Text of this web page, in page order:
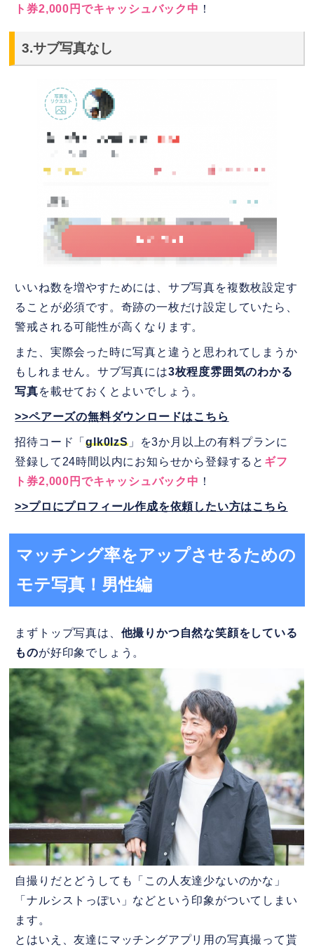
ト券2,000円でキャッシュバック中 ！
3.サブ写真なし
いいね数を増やすためには、サブ写真を複数枚設定す
ることが必須です。奇跡の一枚だけ設定していたら、
警戒される可能性が高くなります。
また、実際会った時に写真と違うと思われてしまうか
もしれません。サブ写真には3枚程度雰囲気のわかる
写真を載せておくとよいでしょう。
>>ペアーズの無料ダウンロードはこちら
招待コード「glk0IzS」を3か月以上の有料プランに
登録して24時間以内にお知らせから登録すると ギフ
ト券2,000円でキャッシュバック中 ！
>>プロにプロフィール作成を依頼したい方はこちら
マッチング率をアップさせるための
モテ写真！男性編
まずトップ写真は、 他撮りかつ自然な笑顔をしている
ものが好印象でしょう。
自撮りだとどうしても「この人友達少ないのかな」
「ナルシストっぽい」などという印象がついてしまい
ます。
とはいえ、友達にマッチングアプリ用の写真撮って貰